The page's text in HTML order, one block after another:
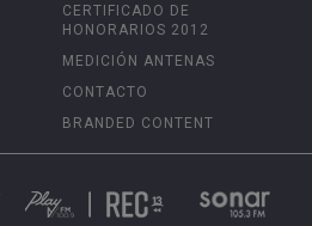
CERTIFICADO DE
HONORARIOS 2012
MEDICIÓN ANTENAS
CONTACTO
BRANDED CONTENT